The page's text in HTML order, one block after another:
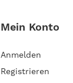
Mein Konto
Anmelden
Registrieren